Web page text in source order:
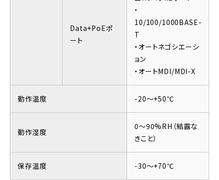
Data+PoEポ
ート
・
10/100/1000BASE-
T
・オートネゴシエーシ
ョン
・オートMDI/MDI-X
動作温度 -20～+50℃
動作湿度
0～90%RH（結露な
きこと）
保存温度 -30～+70℃